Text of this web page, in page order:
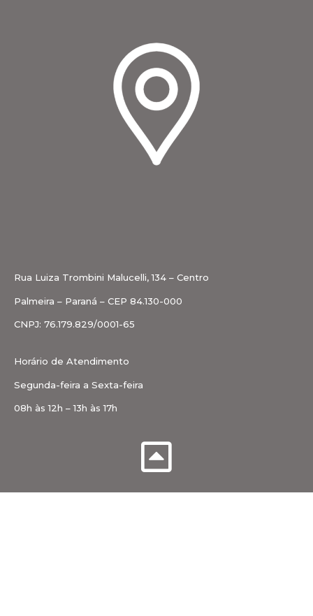
Rua Luiza Trombini Malucelli, 134 – Centro
Palmeira – Paraná – CEP 84.130-000
CNPJ: 76.179.829/0001-65
Horário de Atendimento
Segunda-feira a Sexta-feira
08h às 12h – 13h às 17h